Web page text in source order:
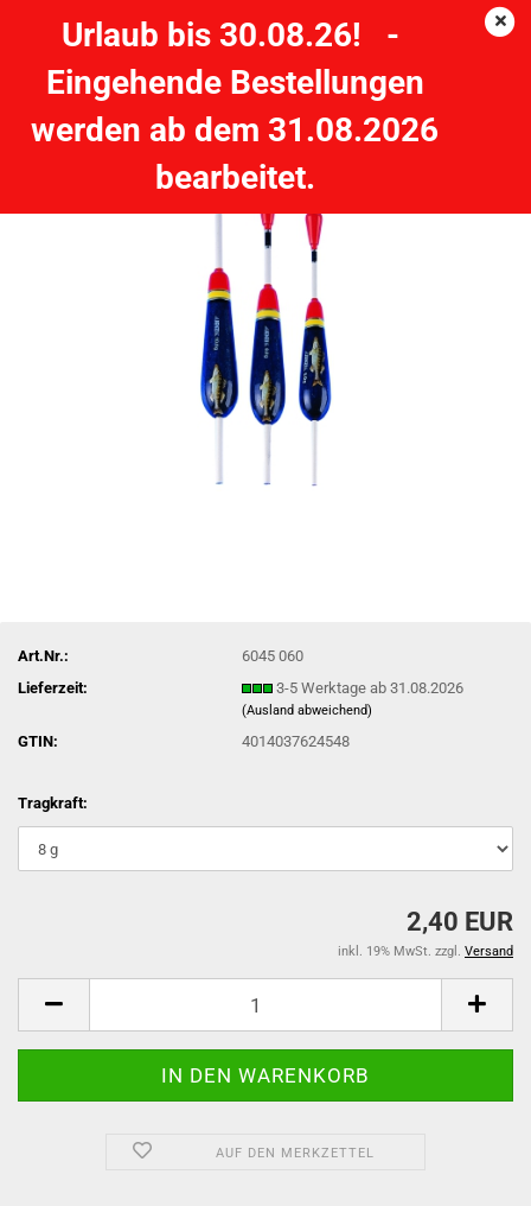
Urlaub bis 30.08.26! -
Eingehende Bestellungen
werden ab dem 31.08.2026
bearbeitet.
JENZI Zander-Durchlaufpose; Balsaholz - 16 cm - 6 Gramm
Art.Nr.:
6045 060
Lieferzeit:
3-5 Werktage ab 31.08.2026
(Ausland abweichend)
GTIN: 4014037624548
Tragkraft:
2,40 EUR
inkl. 19% MwSt. zzgl. Versand
AUF DEN MERKZETTEL